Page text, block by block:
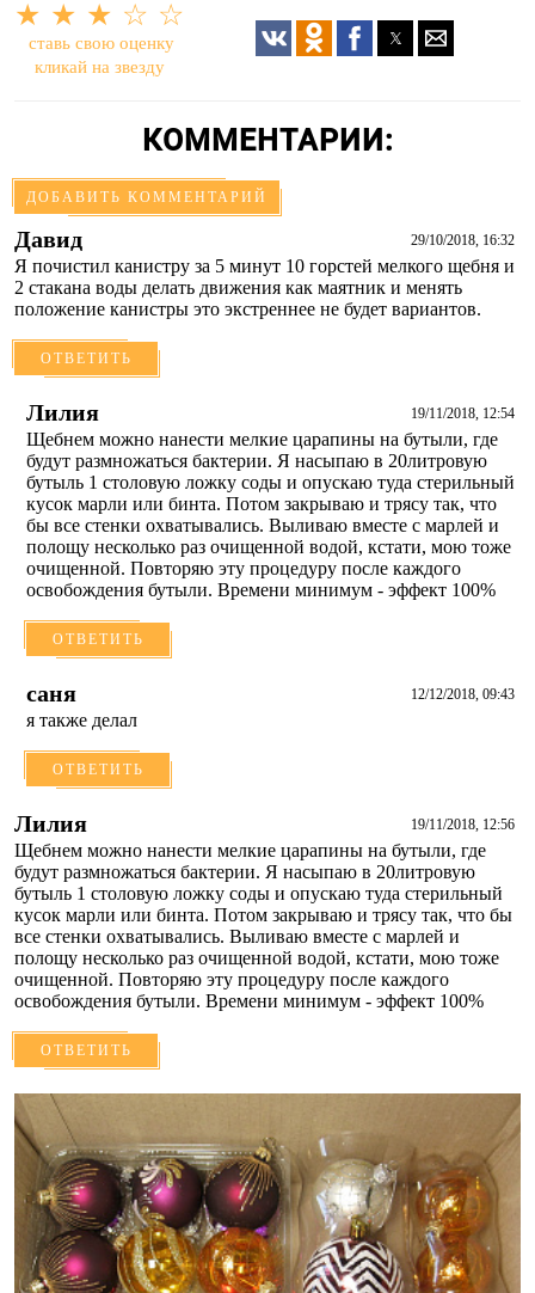
★ ★ ★ ☆ ☆
ставь свою оценку
кликай на звезду
КОММЕНТАРИИ:
ДОБАВИТЬ КОММЕНТАРИЙ
Давид 29/10/2018, 16:32
Я почистил канистру за 5 минут 10 горстей мелкого щебня и
2 стакана воды делать движения как маятник и менять
положение канистры это экстреннее не будет вариантов.
ОТВЕТИТЬ
Лилия 19/11/2018, 12:54
Щебнем можно нанести мелкие царапины на бутыли, где
будут размножаться бактерии. Я насыпаю в 20литровую
бутыль 1 столовую ложку соды и опускаю туда стерильный
кусок марли или бинта. Потом закрываю и трясу так, что
бы все стенки охватывались. Выливаю вместе с марлей и
полощу несколько раз очищенной водой, кстати, мою тоже
очищенной. Повторяю эту процедуру после каждого
освобождения бутыли. Времени минимум - эффект 100%
ОТВЕТИТЬ
саня 12/12/2018, 09:43
я также делал
ОТВЕТИТЬ
Лилия 19/11/2018, 12:56
Щебнем можно нанести мелкие царапины на бутыли, где
будут размножаться бактерии. Я насыпаю в 20литровую
бутыль 1 столовую ложку соды и опускаю туда стерильный
кусок марли или бинта. Потом закрываю и трясу так, что бы
все стенки охватывались. Выливаю вместе с марлей и
полощу несколько раз очищенной водой, кстати, мою тоже
очищенной. Повторяю эту процедуру после каждого
освобождения бутыли. Времени минимум - эффект 100%
ОТВЕТИТЬ